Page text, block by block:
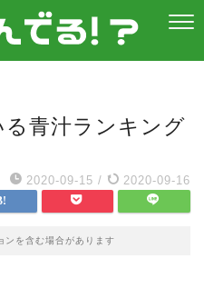
青汁ランキング
2020-09-15 / 2020-09-16
ンを含む場合があります